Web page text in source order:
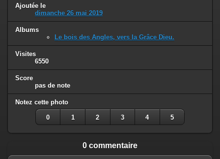
Ajoutée le
dimanche 26 mai 2019
Albums
Le bois des Angles, vers la Grâce Dieu.
Visites
6550
Score
pas de note
Notez cette photo
0 1 2 3 4 5
0 commentaire